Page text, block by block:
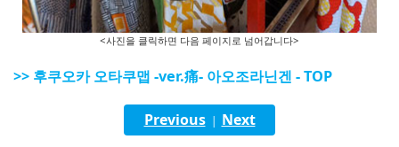
<사진을 클릭하면 다음 페이지로 넘어갑니다>
>> 후쿠오카 오타쿠맵 -ver.痛- 아오조라닌겐 - TOP
Previous| Next